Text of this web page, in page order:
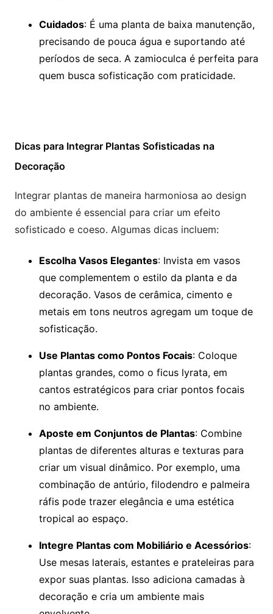
Cuidados: É uma planta de baixa manutenção,
precisando de pouca água e suportando até
períodos de seca. A zamioculca é perfeita para
quem busca sofisticação com praticidade.
Dicas para Integrar Plantas Sofisticadas na
Decoração
Integrar plantas de maneira harmoniosa ao design
do ambiente é essencial para criar um efeito
sofisticado e coeso. Algumas dicas incluem:
Escolha Vasos Elegantes: Invista em vasos
que complementem o estilo da planta e da
decoração. Vasos de cerâmica, cimento e
metais em tons neutros agregam um toque de
sofisticação.
Use Plantas como Pontos Focais: Coloque
plantas grandes, como o ficus lyrata, em
cantos estratégicos para criar pontos focais
no ambiente.
Aposte em Conjuntos de Plantas: Combine
plantas de diferentes alturas e texturas para
criar um visual dinâmico. Por exemplo, uma
combinação de antúrio, filodendro e palmeira
ráfis pode trazer elegância e uma estética
tropical ao espaço.
Integre Plantas com Mobiliário e Acessórios:
Use mesas laterais, estantes e prateleiras para
expor suas plantas. Isso adiciona camadas à
decoração e cria um ambiente mais